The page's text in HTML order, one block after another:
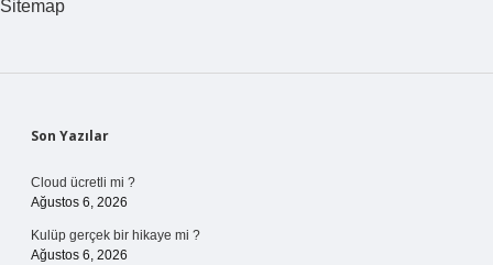
Sitemap
Sidebar
Son Yazılar
Cloud ücretli mi ?
Ağustos 6, 2026
Kulüp gerçek bir hikaye mi ?
Ağustos 6, 2026